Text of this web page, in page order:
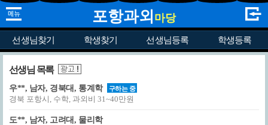
포항과외 마당
선생님찾기 학생찾기 선생님등록 학생등록
선생님 목록
우**, 남자, 경북대, 통계학 구하는 중
경북 포항시, 수학, 과외비 31~40만원
도**, 남자, 고려대, 물리학